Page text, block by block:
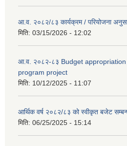
आ.व. २०८२/८३ कार्यक्रम / परियोजना
मिति: 03/15/2026 - 12:02
आ.व. २०८२-८३ Budget
program project
मिति: 10/12/2025 - 11:07
आर्थिक वर्ष २०८२/८३ को स्वीकृत बजेट
मिति: 06/25/2025 - 15:14